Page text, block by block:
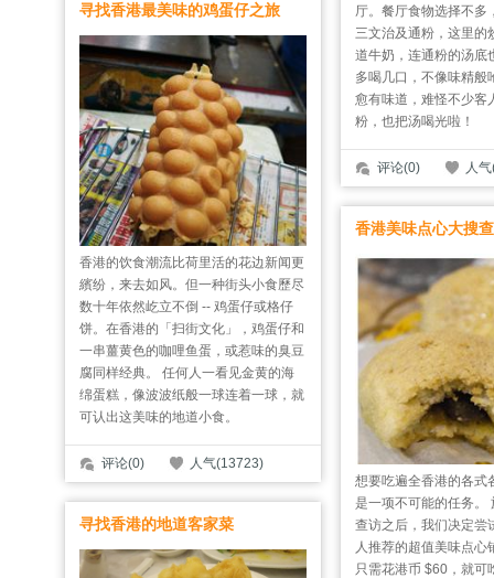
厅。餐厅食物选择不多
三文治及通粉，这里的
道牛奶，连通粉的汤底
多喝几口，不像味精般
愈有味道，难怪不少客
粉，也把汤喝光啦！
评论(0) 人
寻找香港最美味的鸡蛋仔之旅
香港的饮食潮流比荷里活的花边新闻更
繽纷，来去如风。但一种街头小食歷尽
数十年依然屹立不倒 -- 鸡蛋仔或格仔
饼。在香港的「扫街文化」，鸡蛋仔和
一串薑黄色的咖哩鱼蛋，或惹味的臭豆
腐同样经典。 任何人一看见金黄的海
绵蛋糕，像波波纸般一球连着一球，就
可认出这美味的地道小食。
评论(0) 人气(13723)
香港美味点心大搜查
想要吃遍全香港的各式
是一项不可能的任务。
查访之后，我们决定尝
人推荐的超值美味点心
只需花港币 $60，就可
寻找香港的地道客家菜